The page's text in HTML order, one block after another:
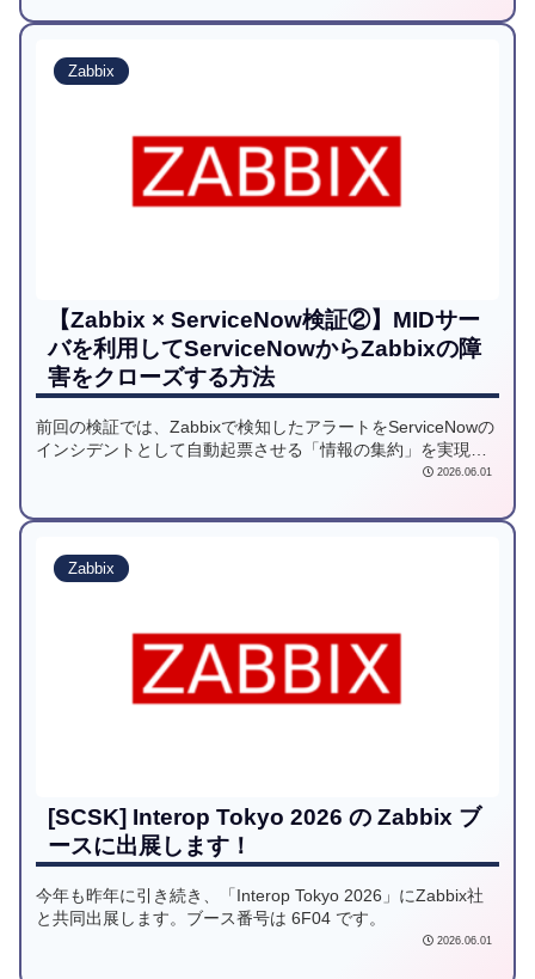
軽減する新しいインシデント対応の手法を提案します。
Zabbix
【Zabbix × ServiceNow検証②】MIDサー
バを利用してServiceNowからZabbixの障
害をクローズする方法
前回の検証では、Zabbixで検知したアラートをServiceNowの
インシデントとして自動起票させる「情報の集約」を実現し
ました。しかし、実際の運用現場では、情報の通知だけでな
ラートも消えてほしい」という、双方向の同期が求められま
「双方向連携」をどう実現したか、詳しく解説していきま
す。
2026.06.01
Zabbix
[SCSK] Interop Tokyo 2026 の Zabbix ブ
ースに出展します！
今年も昨年に引き続き、「Interop Tokyo 2026」にZabbix社
と共同出展します。ブース番号は 6F04 です。
2026.06.01